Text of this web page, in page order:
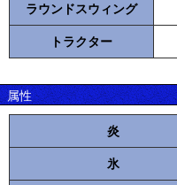
ラウンドスウィング
トラクター
属性
炎
氷